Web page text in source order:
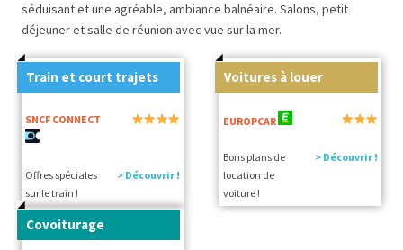
séduisant et une agréable, ambiance balnéaire. Salons, petit
déjeuner et salle de réunion avec vue sur la mer.
Train et court trajets
SNCF CONNECT
Offres spéciales
sur le train !
> Découvrir !
Voitures à louer
EUROPCAR
Bons plans de
location de
voiture !
> Découvrir !
Covoiturage